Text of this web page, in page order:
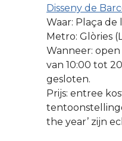
Disseny de
Waar: Plaça de
Metro: Glòries
Wanneer:
van 10:00 tot
gesloten.
Prijs: entree
the year’ zijn